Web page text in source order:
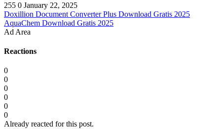
255 0 January 22, 2025
Doxillion Document Converter Plus Download Gratis 2025
AquaChem Download Gratis 2025
Ad Area
Reactions
0
0
0
0
0
0
Already reacted for this post.